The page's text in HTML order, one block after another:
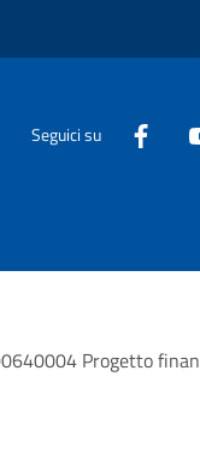
Seguici su
Progetto